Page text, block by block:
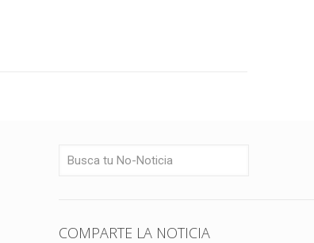
COMPARTE LA NOTICIA